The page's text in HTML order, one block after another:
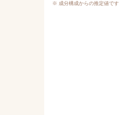
※ 成分構成からの推定値です